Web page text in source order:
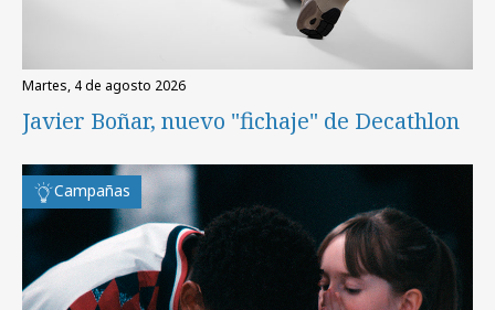
martes, 4 de agosto 2026
Javier Boñar, nuevo "fichaje" de Decathlon
Campañas